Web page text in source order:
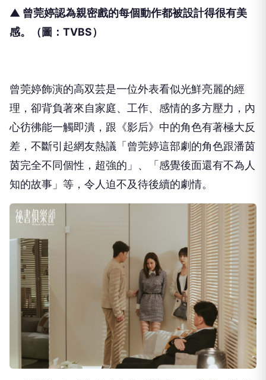
▲ 曾莞婷認為親密戲的每個動作都被設計得很有美
感。
（圖： TVBS）
曾莞婷飾演的高双芸是一位外表看似光鮮亮麗的經
理， 卻背負著來自家庭、工作、感情的多方壓力，內
心彷彿能一觸即潰， 跟《影后》中的角色有著極大反
差，不斷引起網友熱議「 曾莞婷這部劇的角色跟潘茵
茵完全不同個性，超強的」、「 感覺後面還有不為人
知的故事」等，令人迫不及待後續的劇情。